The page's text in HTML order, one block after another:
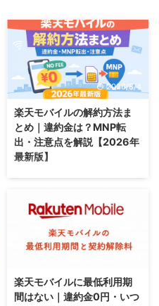
2026/8/4
楽天モバイルの解約方法ま
とめ｜違約金は？MNP転
出・注意点を解説【2026年
最新版】
ではない（段階制で精算）など、
手順・注意点を詳しく説明しま
す。【2026年最新版】
楽天モバイルに最低利用期
間はない｜違約金0円・いつ